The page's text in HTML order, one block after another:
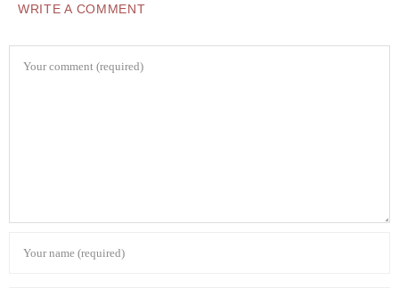
WRITE A COMMENT